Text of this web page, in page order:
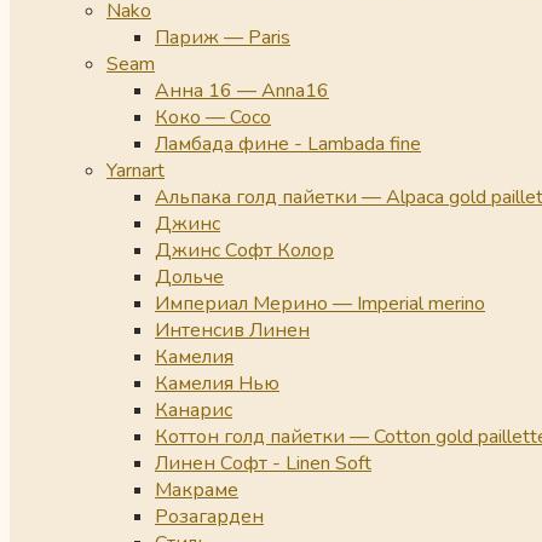
Nako
Париж — Paris
Seam
Анна 16 — Anna16
Коко — Coco
Ламбада фине - Lambada fine
Yarnart
Альпака голд пайетки — Alpaca gold
Джинс
Джинс Софт Колор
Дольче
Империал Мерино — Imperial merino
Интенсив Линен
Камелия
Камелия Нью
Канарис
Коттон голд пайетки — Cotton gold
Линен Софт - Linen Soft
Макраме
Розагарден